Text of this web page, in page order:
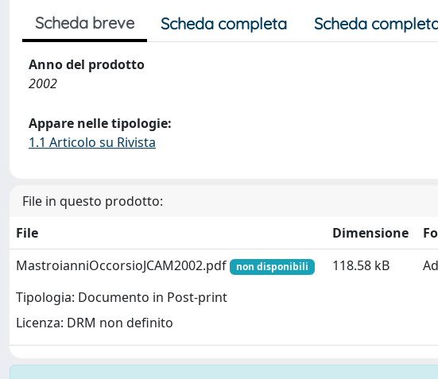
Scheda breve Scheda completa Scheda
Anno del prodotto
2002
Appare nelle tipologie:
1.1 Articolo su Rivista
File in questo prodotto:
File
Dimensione
MastroianniOccorsioJCAM2002.pdf
non disponibili
Tipologia: Documento in Post-print
Licenza: DRM non definito
118.58 kB